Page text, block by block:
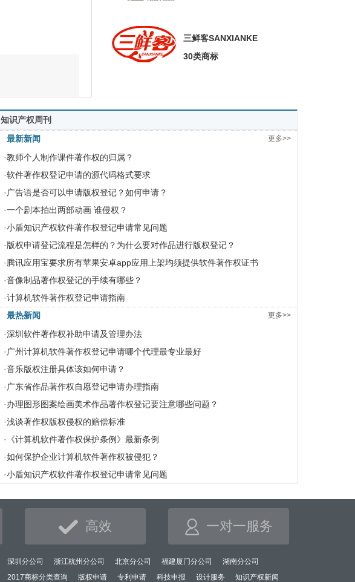
三鲜客SANXIANKE
30类商标
知识产权周刊
最新新闻
更多>>
·教师个人制作课件著作权的归属？
·软件著作权登记申请的源代码格式要求
· 广告语是否可以申请版权登记？如何申请？
·一个剧本拍出两部动画 谁侵权？
·小盾知识产权软件著作权登记申请常见问题
·版权申请登记流程是怎样的？为什么要对作品进行版权登记？
· 腾讯应用宝要求所有苹果安卓app应用上架均须提供软件著作权证书
·音像制品著作权登记的手续有哪些？
·计算机软件著作权登记申请指南
最热新闻
更多>>
·深圳软件著作权补助申请及管理办法
· 广州计算机软件著作权登记申请哪个代理最专业最好
·音乐版权注册具体该如何申请？
· 广东省作品著作权自愿登记申请办理指南
·办理图形图案绘画美术作品著作权登记要注意哪些问题？
·浅谈著作权版权侵权的赔偿标准
·
《计算机软件著作权保护条例》最新条例
·如何保护企业计算机软件著作权被侵犯？
·小盾知识产权软件著作权登记申请常见问题
高效 一对一服务
深圳分公司 浙江杭州分公司 北京分公司 福建厦门分公司
湖南分公司
2017商标分类查询 版权申请 专利申请 科技申报 设计服务 知识产权新闻